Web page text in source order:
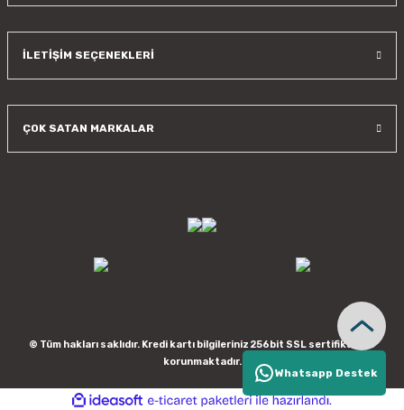
İLETİŞİM SEÇENEKLERİ
ÇOK SATAN MARKALAR
© Tüm hakları saklıdır. Kredi kartı bilgileriniz 256bit SSL sertifikası ile
korunmaktadır.
Whatsapp Destek
ideasoft
e-